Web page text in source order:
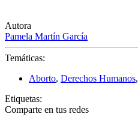
Autora
Pamela Martín García
Temáticas:
Aborto, Derechos Humanos,
Etiquetas:
Comparte en tus redes